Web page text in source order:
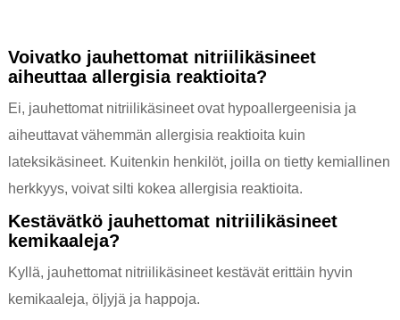
Voivatko jauhettomat nitriilikäsineet
aiheuttaa allergisia reaktioita?
Ei, jauhettomat nitriilikäsineet ovat hypoallergeenisia ja
aiheuttavat vähemmän allergisia reaktioita kuin
lateksikäsineet. Kuitenkin henkilöt, joilla on tietty kemiallinen
herkkyys, voivat silti kokea allergisia reaktioita.
Kestävätkö jauhettomat nitriilikäsineet
kemikaaleja?
Kyllä, jauhettomat nitriilikäsineet kestävät erittäin hyvin
kemikaaleja, öljyjä ja happoja.